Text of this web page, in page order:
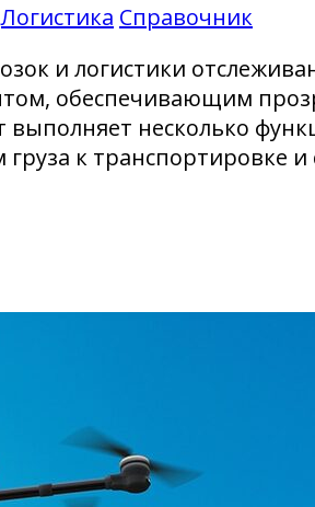
Логистика Справочник
и логистики
обеспечивающим
выполняет несколько
к